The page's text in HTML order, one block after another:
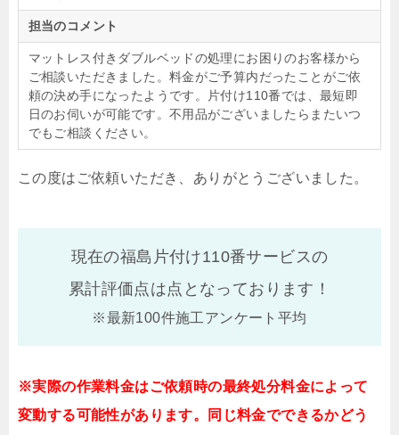
担当のコメント
マットレス付きダブルベッドの処理にお困りのお客様から
ご相談いただきました。料金がご予算内だったことがご依
頼の決め手になったようです。片付け110番では、最短即
日のお伺いが可能です。不用品がございましたらまたいつ
でもご相談ください。
この度はご依頼いただき、ありがとうございました。
現在の福島片付け110番サービスの
累計評価点は点となっております！
※最新100件施工アンケート平均
※実際の作業料金はご依頼時の最終処分料金によって
変動する可能性があります。同じ料金でできるかどう